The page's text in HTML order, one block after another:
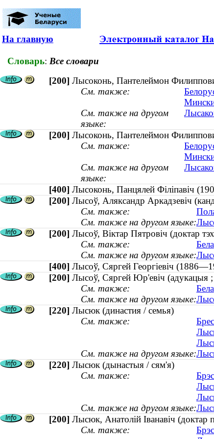
На главную
Словарь: Все словари
[200] Лысоконь, Пантелеймон
См. также:
См. также на другом
языке:
[200] Лысоконь, Пантелеймон
См. также:
См. также на другом
языке:
[400] Лысоконь, Панцялей Філіпавіч
[200] Лысоў, Аляксандр Аркадзевіч
См. также:
См. также на другом языке:
[200] Лысоў, Віктар Пятровіч (доктар
См. также:
См. также на другом языке:
[400] Лысоў, Сяргей Георгіевіч
[200] Лысоў, Сяргей Юр'евіч
См. также:
См. также на другом языке:
[220] Лысюк (династия / семья)
См. также:
См. также на другом языке:
[220] Лысюк (дынастыя / сям'я)
См. также:
См. также на другом языке:
[200] Лысюк, Анатолій Іванавіч (доктар
См. также: